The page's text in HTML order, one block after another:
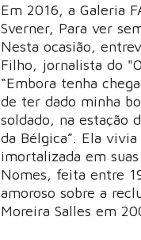
Em 2016, a Galeria
Sverner, Para ver
Nesta ocasião,
Filho, jornalista do
“Embora tenha
de ter dado minha
soldado, na estação
da Bélgica”. Ela
imortalizada em
Nomes, feita entre
amoroso sobre a
Moreira Salles em